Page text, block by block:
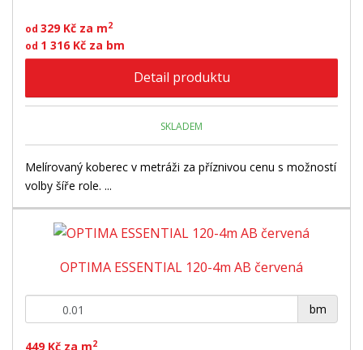
od 329 Kč za m2
od 1 316 Kč za bm
Detail produktu
SKLADEM
Melírovaný koberec v metráži za příznivou cenu s možností
volby šíře role. ...
OPTIMA ESSENTIAL 120-4m AB červená
449 Kč za m2
bm
+-